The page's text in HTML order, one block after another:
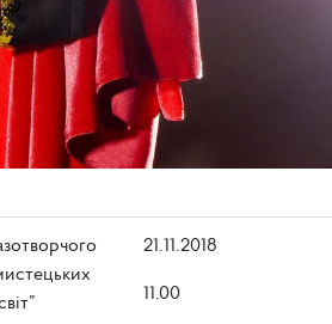
21.11.2018
11.00